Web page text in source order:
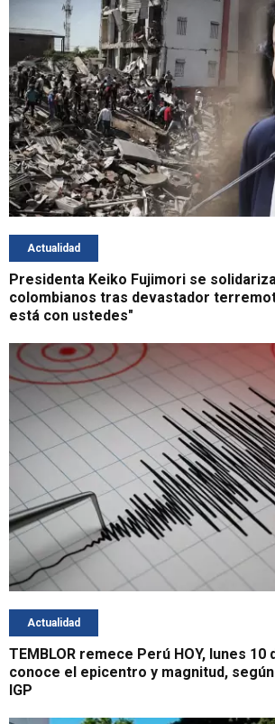
Actualidad
Presidenta Keiko Fujimori se
colombianos tras devastador
está con ustedes"
Actualidad
TEMBLOR remece Perú HOY, lunes 10
conoce el epicentro y magnitud,
IGP